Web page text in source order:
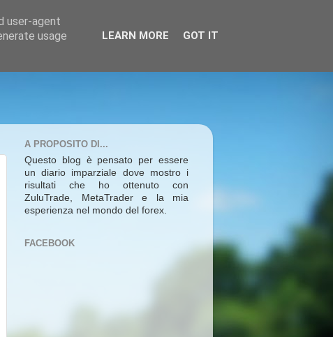
A PROPOSITO DI...
Questo blog è pensato per essere
un diario imparziale dove mostro i
risultati che ho ottenuto con
ZuluTrade, MetaTrader e la mia
esperienza nel mondo del forex.
FACEBOOK
user-agent
usage
LEARN MORE GOT IT